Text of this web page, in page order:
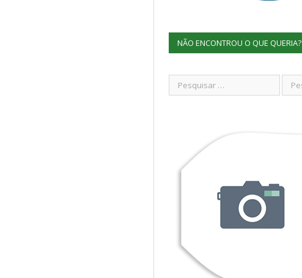
NÃO ENCONTROU O QUE QUERIA?